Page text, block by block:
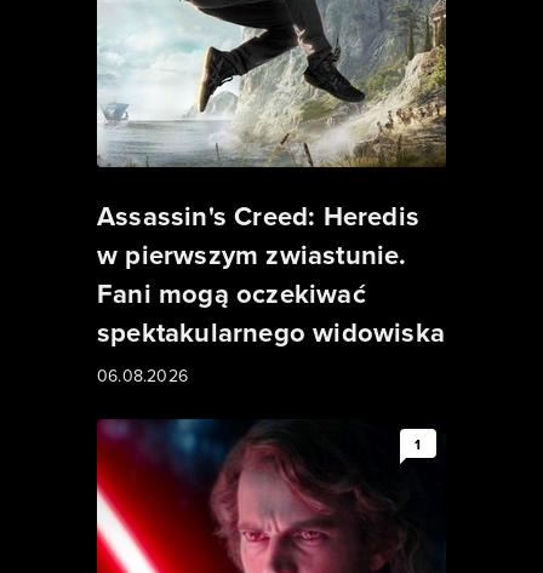
Assassin's Creed: Heredis
w pierwszym zwiastunie.
Fani mogą oczekiwać
spektakularnego widowiska
06.08.2026
1